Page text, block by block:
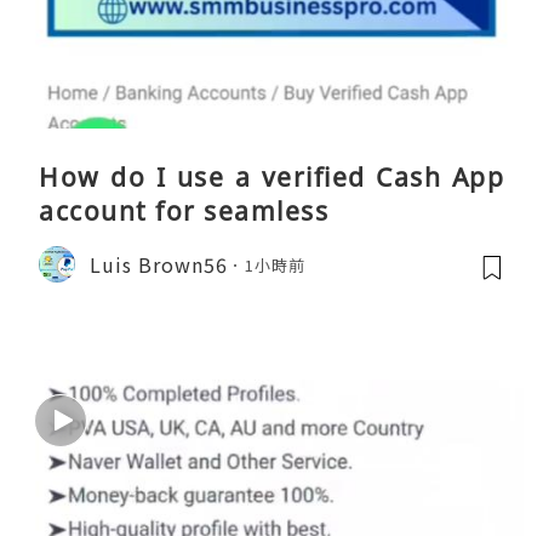
How do I use a verified Cash App
account for seamless
Luis Brown56 1小時前